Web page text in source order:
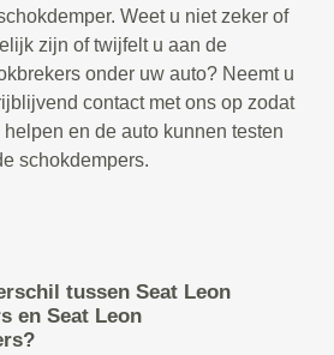
Weet u niet zeker of
zijn of twijfelt u aan de
onder uw auto? Neemt u
contact met ons op zodat
en de auto kunnen testen
schokdempers.
tussen Seat Leon
en Seat Leon